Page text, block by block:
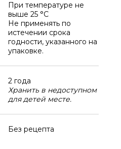
При температуре не
выше 25 °C
Не применять по
истечении срока
годности, указанного на
упаковке.
2 года
Хранить в недоступном
для детей месте.
Без рецепта